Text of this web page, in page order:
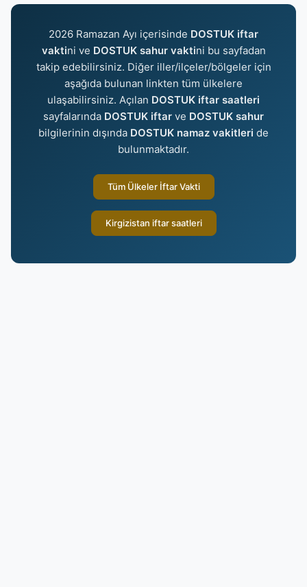
2026 Ramazan Ayı içerisinde DOSTUK iftar
vaktini ve DOSTUK sahur vaktini bu sayfadan
takip edebilirsiniz. Diğer iller/ilçeler/bölgeler için
aşağıda bulunan linkten tüm ülkelere
ulaşabilirsiniz. Açılan DOSTUK iftar saatleri
sayfalarında DOSTUK iftar ve DOSTUK sahur
bilgilerinin dışında DOSTUK namaz vakitleri de
bulunmaktadır.
Tüm Ülkeler İftar Vakti
Kirgizistan iftar saatleri